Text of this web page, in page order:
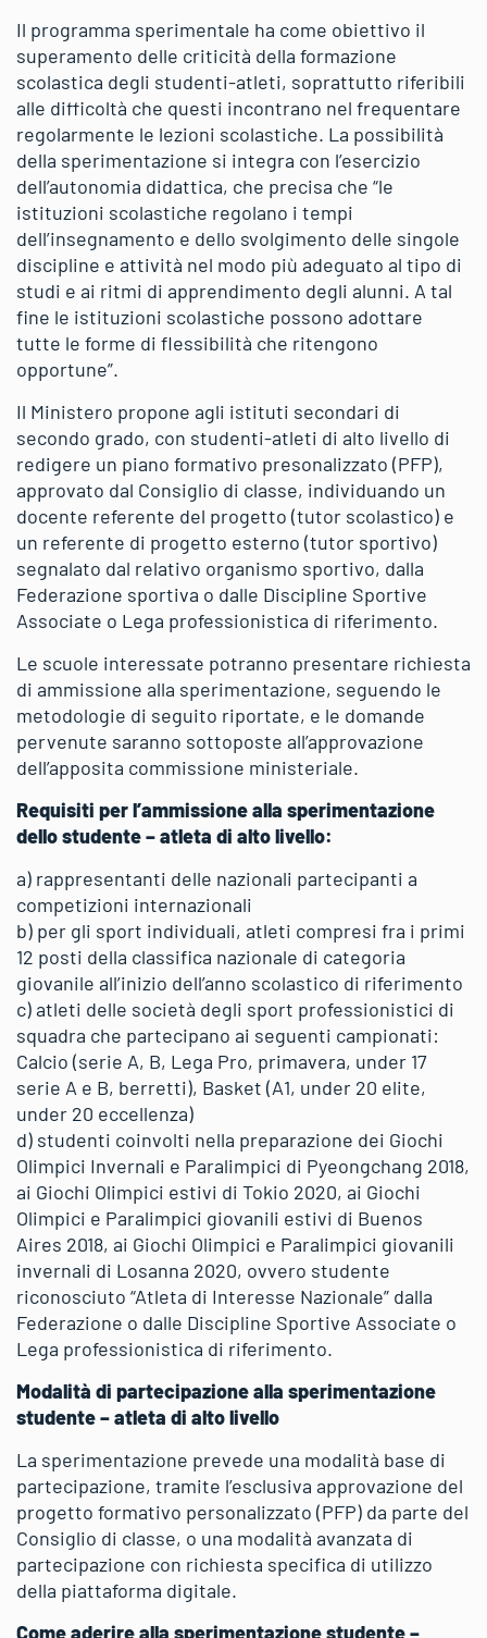
Il programma sperimentale ha come obiettivo il
superamento delle criticità della formazione
scolastica degli studenti-atleti, soprattutto riferibili
alle difficoltà che questi incontrano nel frequentare
regolarmente le lezioni scolastiche. La possibilità
della sperimentazione si integra con l’esercizio
dell’autonomia didattica, che precisa che “le
istituzioni scolastiche regolano i tempi
dell’insegnamento e dello svolgimento delle singole
discipline e attività nel modo più adeguato al tipo di
studi e ai ritmi di apprendimento degli alunni. A tal
fine le istituzioni scolastiche possono adottare
tutte le forme di flessibilità che ritengono
opportune”.
Il Ministero propone agli istituti secondari di
secondo grado, con studenti-atleti di alto livello di
redigere un piano formativo presonalizzato (PFP),
approvato dal Consiglio di classe, individuando un
docente referente del progetto (tutor scolastico) e
un referente di progetto esterno (tutor sportivo)
segnalato dal relativo organismo sportivo, dalla
Federazione sportiva o dalle Discipline Sportive
Associate o Lega professionistica di riferimento.
Le scuole interessate potranno presentare richiesta
di ammissione alla sperimentazione, seguendo le
metodologie di seguito riportate, e le domande
pervenute saranno sottoposte all’approvazione
dell’apposita commissione ministeriale.
Requisiti per l’ammissione alla sperimentazione
dello studente – atleta di alto livello:
a) rappresentanti delle nazionali partecipanti a
competizioni internazionali
b) per gli sport individuali, atleti compresi fra i primi
12 posti della classifica nazionale di categoria
giovanile all’inizio dell’anno scolastico di riferimento
c) atleti delle società degli sport professionistici di
squadra che partecipano ai seguenti campionati:
Calcio (serie A, B, Lega Pro, primavera, under 17
serie A e B, berretti), Basket (A1, under 20 elite,
under 20 eccellenza)
d) studenti coinvolti nella preparazione dei Giochi
Olimpici Invernali e Paralimpici di Pyeongchang 2018,
ai Giochi Olimpici estivi di Tokio 2020, ai Giochi
Olimpici e Paralimpici giovanili estivi di Buenos
Aires 2018, ai Giochi Olimpici e Paralimpici giovanili
invernali di Losanna 2020, ovvero studente
riconosciuto “Atleta di Interesse Nazionale” dalla
Federazione o dalle Discipline Sportive Associate o
Lega professionistica di riferimento.
Modalità di partecipazione alla sperimentazione
studente – atleta di alto livello
La sperimentazione prevede una modalità base di
partecipazione, tramite l’esclusiva approvazione del
progetto formativo personalizzato (PFP) da parte del
Consiglio di classe, o una modalità avanzata di
partecipazione con richiesta specifica di utilizzo
della piattaforma digitale.
Come aderire alla sperimentazione studente –